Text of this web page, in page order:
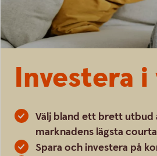
Investera
Välj bland ett brett utbud
marknadens lägsta
Spara och investera på